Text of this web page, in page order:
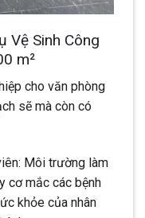
Vệ Sinh Công
m²
cho văn phòng
sẽ mà còn có
Môi trường làm
cơ mắc các bệnh
khỏe của nhân